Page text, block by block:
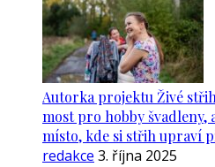
Autorka projektu Živé
most pro hobby švadleny,
místo, kde si střih upraví
redakce 3. října 2025